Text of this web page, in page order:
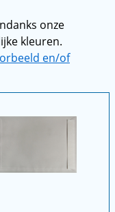
onze
kleuren.
en/of